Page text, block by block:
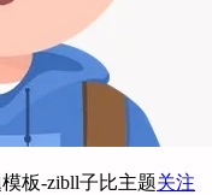
关注